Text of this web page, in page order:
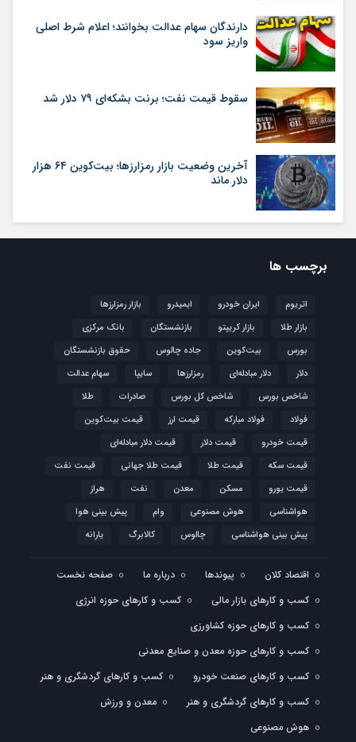
دارندگان سهام عدالت بخوانند؛ اعلام شرط اصلی
واریز سود
سقوط قیمت نفت؛ برنت بشکه‌ای ۷۹ دلار شد
آخرین وضعیت بازار رمزارزها؛ بیت‌کوین ۶۴ هزار
دلار ماند
برچسب ها
اتریوم ایران خودرو ایمیدرو
بازار رمزارزها
بازار طلا
بازار کریپتو بازنشستگان
بانک مرکزی
بورس
بیت‌کوین جاده چالوس
حقوق بازنشستگان
دلار
دلار مبادله‌ای رمزارزها سایپا
سهام عدالت
شاخص بورس
شاخص کل بورس صادرات
طلا
فولاد
فولاد مبارکه قیمت ارز
قیمت بیت‌کوین
قیمت خودرو
قیمت دلار
قیمت دلار مبادله‌ای
قیمت سکه
قیمت طلا قیمت طلا جهانی
قیمت نفت
قیمت یورو
مسکن معدن نفت
هراز
هواشناسی
هوش مصنوعی وام
پیش بینی هوا
پیش بینی هواشناسی
چالوس کالابرگ یارانه
اقتصاد کلان پیوندها درباره ما
صفحه نخست
کسب و کارهای بازار مالی
کسب و کارهای حوزه انرژی
کسب و کارهای حوزه کشاورزی
کسب و کارهای حوزه معدن و صنایع معدنی
کسب و کارهای صنعت خودرو
کسب و کارهای گردشگری و هنر
کسب و کارهای گردشگری و هنر
معدن و ورزش
هوش مصنوعی